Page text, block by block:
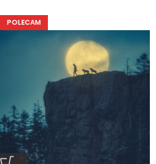
POLECAM